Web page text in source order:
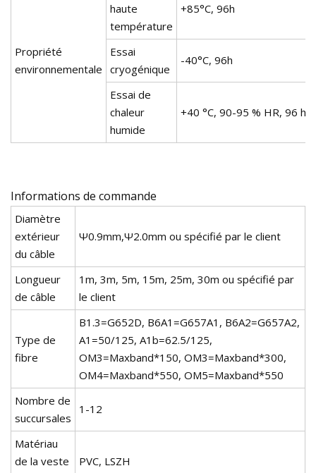
Propriété
environnementale
haute
température
+85°C, 96h
Essai
cryogénique
-40°C, 96h
Essai de
chaleur
humide
+40 °C, 90-95 % HR, 96 h
Informations de commande
Diamètre
extérieur
du câble
Ψ0.9mm,Ψ2.0mm ou spécifié par le client
Longueur
de câble
1m, 3m, 5m, 15m, 25m, 30m ou spécifié par
le client
Type de
fibre
B1.3=G652D, B6A1=G657A1, B6A2=G657A2,
A1=50/125, A1b=62.5/125,
OM3=Maxband*150, OM3=Maxband*300,
OM4=Maxband*550, OM5=Maxband*550
Nombre de
succursales
1-12
Matériau
de la veste
PVC, LSZH